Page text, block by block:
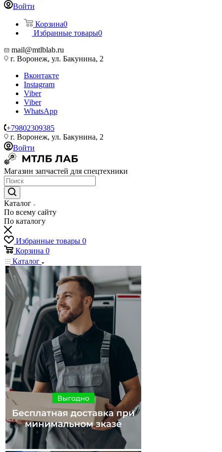
Войти
Корзина0
Избранные товары0
mail@mtlblab.ru
г. Воронеж, ул. Бакунина, 2
Вконтакте
Instagram
Viber
Viber
WhatsApp
+79802309385
г. Воронеж, ул. Бакунина, 2
Войти
Магазин запчастей для спецтехники
Каталог
По всему сайту
По каталогу
Избранные товары 0
Корзина 0
Каталог